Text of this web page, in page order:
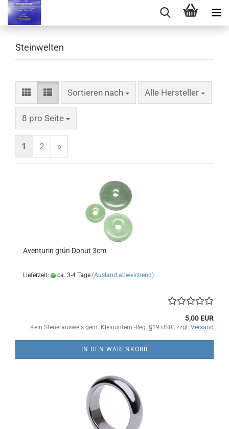
Steinwelten
Sortieren nach
Sortieren nach Alle Hersteller
8 pro Seite
pro Seite
1 2 »
Aventurin grün Donut 3cm
Lieferzeit: ca. 3-4 Tage (Ausland abweichend)
5,00 EUR
Kein Steuerausweis gem. Kleinuntern.-Reg. §19 UStG zzgl. Versand
IN DEN WARENKORB